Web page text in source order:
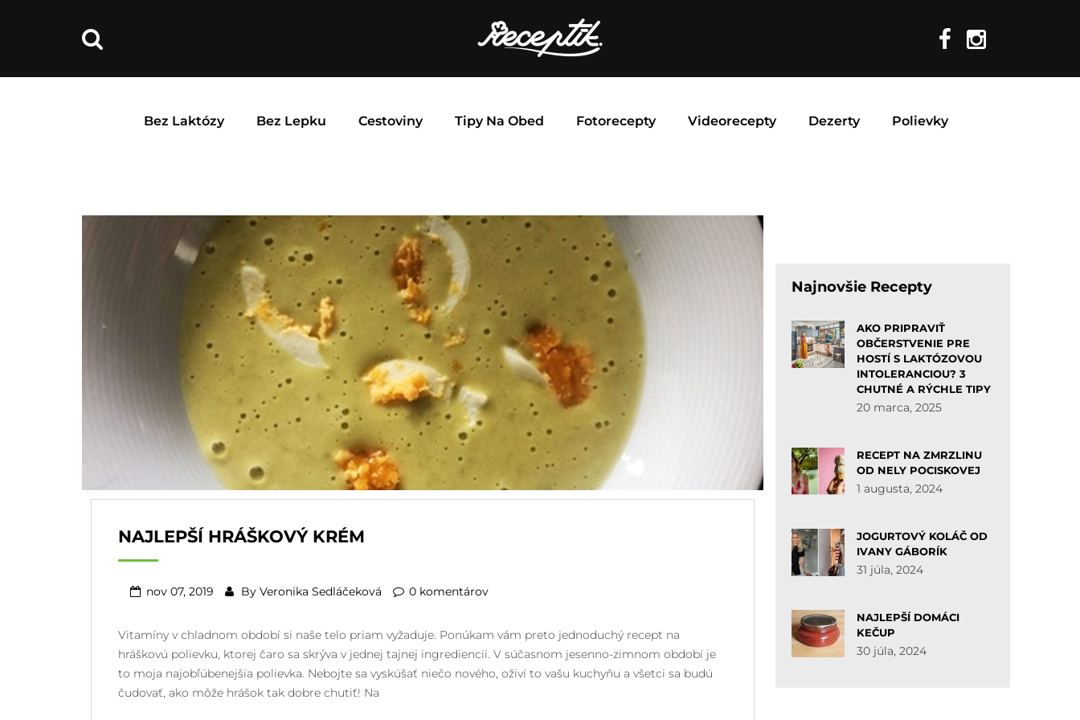
Bez Laktózy Bez Lepku Cestoviny Tipy Na Obed Fotorecepty Videorecepty Dezerty Polievky
NAJLEPŠÍ HRÁŠKOVÝ KRÉM
nov 07, 2019 By Veronika Sedláčeková 0 komentárov
Vitamíny v chladnom období si naše telo priam vyžaduje. Ponúkam vám preto jednoduchý recept na
hráškovú polievku, ktorej čaro sa skrýva v jednej tajnej ingrediencii. V súčasnom jesenno-zimnom období je
to moja najobľúbenejšia polievka. Nebojte sa vyskúšať niečo nového, oživí to vašu kuchyňu a všetci sa budú
čudovať, ako môže hrášok tak dobre chutiť! Na
Najnovšie Recepty
AKO PRIPRAVIŤ
OBČERSTVENIE PRE
HOSTÍ S LAKTÓZOVOU
INTOLERANCIOU? 3
CHUTNÉ A RÝCHLE TIPY
20 marca, 2025
RECEPT NA ZMRZLINU
OD NELY POCISKOVEJ
1 augusta, 2024
JOGURTOVÝ KOLÁČ OD
IVANY GÁBORÍK
31 júla, 2024
NAJLEPŠÍ DOMÁCI
KEČUP
30 júla, 2024